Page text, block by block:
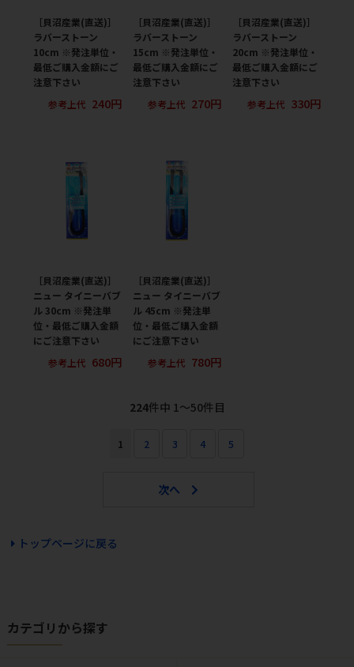
［貝沼産業(直送)］
ラバーストーン
10cm ※発注単位・
最低ご購入金額にご
注意下さい
参考上代 240円
［貝沼産業(直送)］
ラバーストーン
15cm ※発注単位・
最低ご購入金額にご
注意下さい
参考上代 270円
［貝沼産業(直送)］
ラバーストーン
20cm ※発注単位・
最低ご購入金額にご
注意下さい
参考上代 330円
［貝沼産業(直送)］
ニュー タイニーバブ
ル 30cm ※発注単
位・最低ご購入金額
にご注意下さい
参考上代 680円
［貝沼産業(直送)］
ニュー タイニーバブ
ル 45cm ※発注単
位・最低ご購入金額
にご注意下さい
参考上代 780円
224件中 1〜50件目
1 2 3 4 5
トップページに戻る
カテゴリから探す